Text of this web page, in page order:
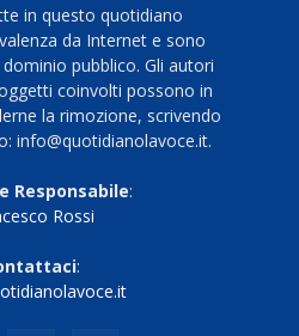
in questo quotidiano
da Internet e sono
pubblico. Gli autori
coinvolti possono in
la rimozione, scrivendo
info@quotidianolavoce.it.
Responsabile:
Rossi
: